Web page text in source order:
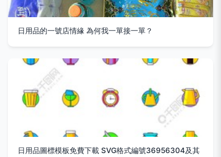
日用品的一號店情緣 為何我一單接一單？
日用品圖標模板免費下載 SVG格式編號36956304及其